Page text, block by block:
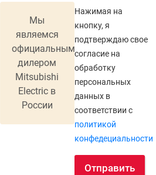
Нажимая на
кнопку, я
подтверждаю свое
согласие на
обработку
персональных
данных в
соответствии с
политикой
конфедециальности
Отправить
Мы
являемся
официальным
дилером
Mitsubishi
Electric в
России